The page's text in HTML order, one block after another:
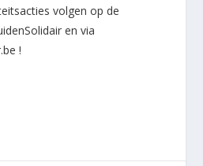
volgen op de
en via
!